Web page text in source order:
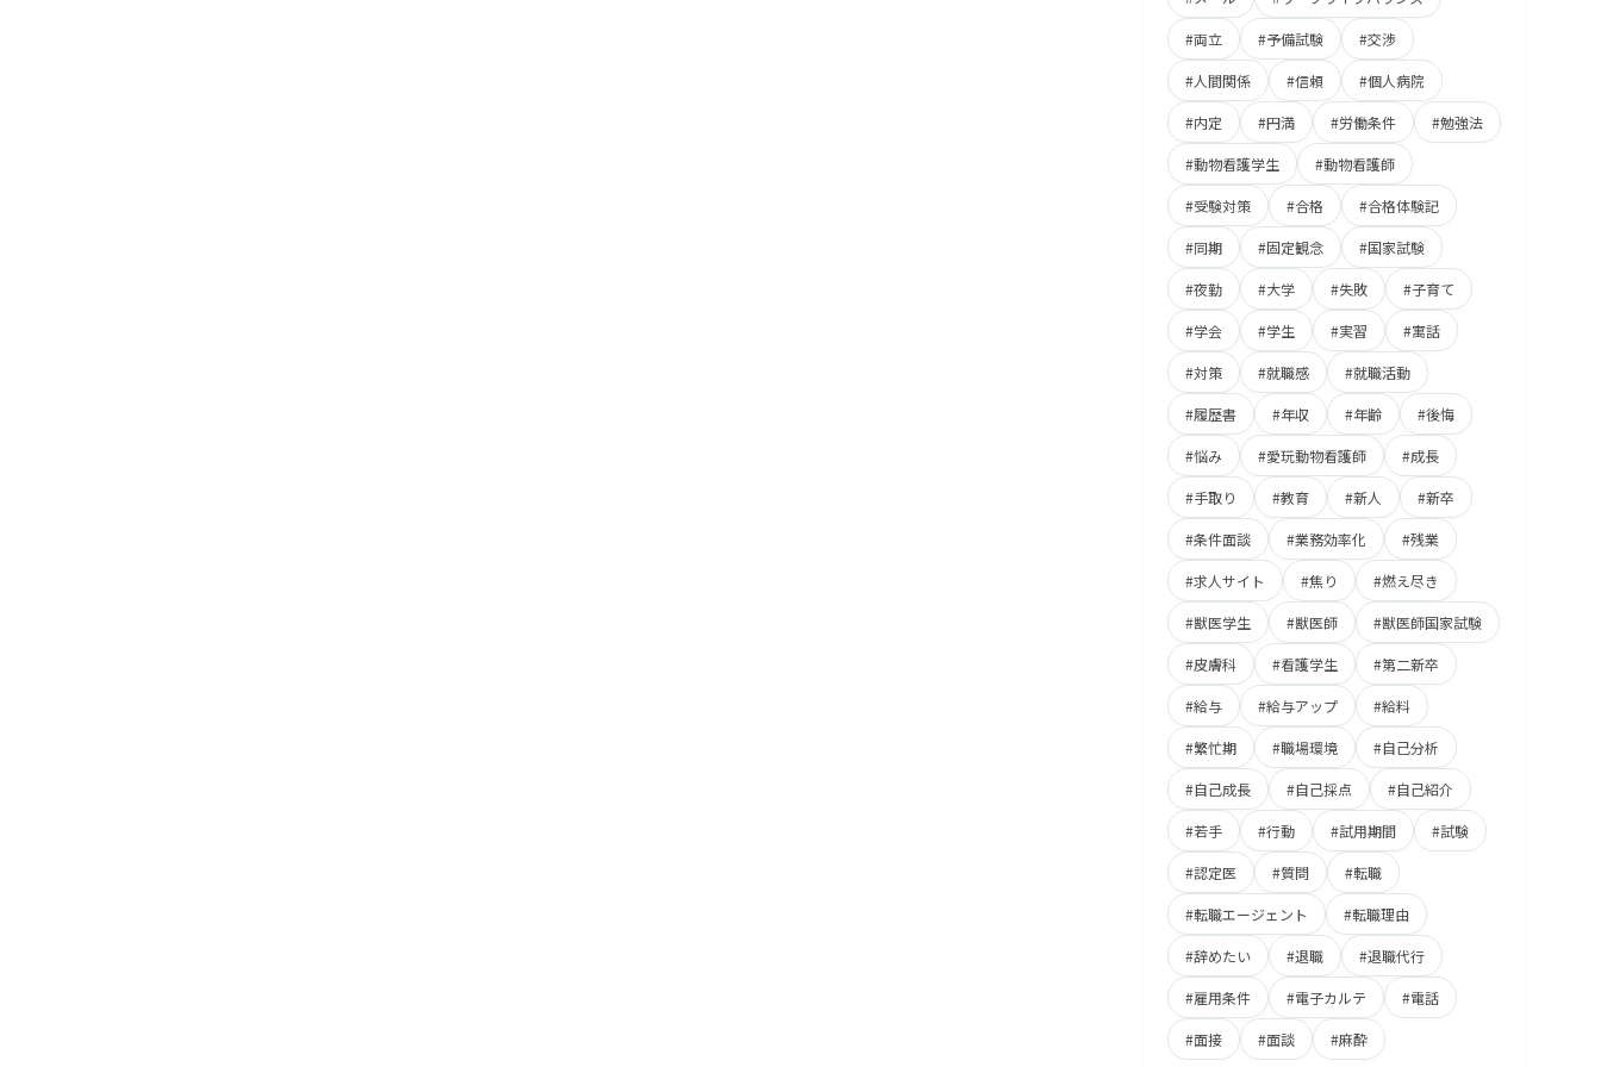
#両立 #予備試験 #交渉
#人間関係 #信頼 #個人病院
#内定 #円満 #労働条件 #勉強法
#動物看護学生 #動物看護師
#受験対策 #合格 #合格体験記
#同期 #固定観念 #国家試験
#夜勤 #大学 #失敗 #子育て
#学会 #学生 #実習 #寓話
#対策 #就職感 #就職活動
#履歴書 #年収 #年齢 #後悔
#悩み #愛玩動物看護師 #成長
#手取り #教育 #新人 #新卒
#条件面談 #業務効率化 #残業
#求人サイト #焦り #燃え尽き
#獣医学生 #獣医師 #獣医師国家試験
#皮膚科 #看護学生 #第二新卒
#給与 #給与アップ #給料
#繁忙期 #職場環境 #自己分析
#自己成長 #自己採点 #自己紹介
#若手 #行動 #試用期間 #試験
#認定医 #質問 #転職
#転職エージェント #転職理由
#辞めたい #退職 #退職代行
#雇用条件 #電子カルテ #電話
#面接 #面談 #麻酔